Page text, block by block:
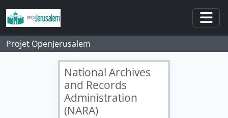
Skip to main content
Projet OpenJerusalem
National Archives
and Records
Administration
(NARA)